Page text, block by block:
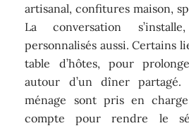
artisanal, confitures maison,
La conversation
personnalisés aussi. Certains
table d’hôtes, pour
autour d’un dîner
ménage sont pris en
compte pour rendre le